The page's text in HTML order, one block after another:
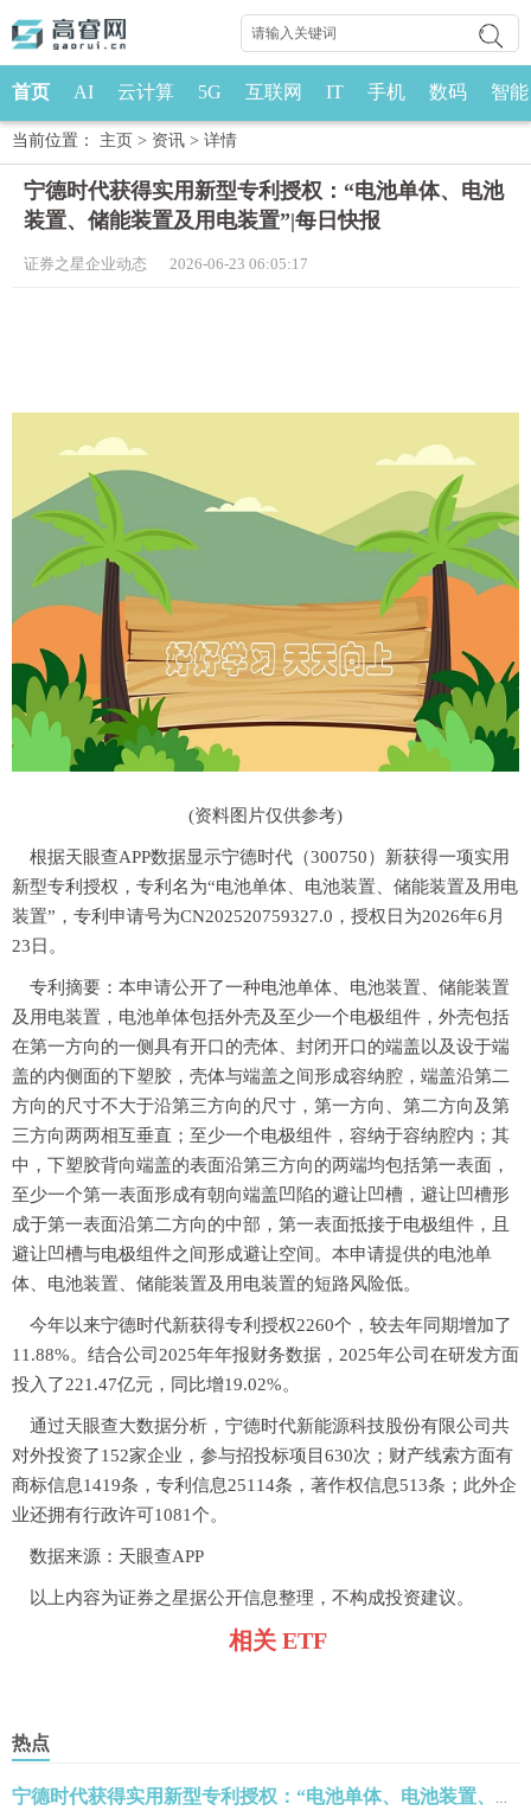
首页 AI 云计算 5G 互联网 IT 手机 数码 智能
当前位置： 主页 > 资讯 > 详情
宁德时代获得实用新型专利授权：“电池单体、电池
装置、储能装置及用电装置”|每日快报
证券之星企业动态 2026-06-23 06:05:17
(资料图片仅供参考)
根据天眼查APP数据显示宁德时代（300750）新获得一项实用
新型专利授权，专利名为“电池单体、电池装置、储能装置及用电
装置”，专利申请号为CN202520759327.0，授权日为2026年6月
23日。
专利摘要：本申请公开了一种电池单体、电池装置、储能装置
及用电装置，电池单体包括外壳及至少一个电极组件，外壳包括
在第一方向的一侧具有开口的壳体、封闭开口的端盖以及设于端
盖的内侧面的下塑胶，壳体与端盖之间形成容纳腔，端盖沿第二
方向的尺寸不大于沿第三方向的尺寸，第一方向、第二方向及第
三方向两两相互垂直；至少一个电极组件，容纳于容纳腔内；其
中，下塑胶背向端盖的表面沿第三方向的两端均包括第一表面，
至少一个第一表面形成有朝向端盖凹陷的避让凹槽，避让凹槽形
成于第一表面沿第二方向的中部，第一表面抵接于电极组件，且
避让凹槽与电极组件之间形成避让空间。本申请提供的电池单
体、电池装置、储能装置及用电装置的短路风险低。
今年以来宁德时代新获得专利授权2260个，较去年同期增加了
11.88%。结合公司2025年年报财务数据，2025年公司在研发方面
投入了221.47亿元，同比增19.02%。
通过天眼查大数据分析，宁德时代新能源科技股份有限公司共
对外投资了152家企业，参与招投标项目630次；财产线索方面有
商标信息1419条，专利信息25114条，著作权信息513条；此外企
业还拥有行政许可1081个。
数据来源：天眼查APP
以上内容为证券之星据公开信息整理，不构成投资建议。
相关 ETF
热点